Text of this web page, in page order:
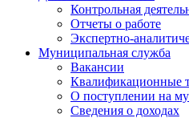
Контрольная
Отчеты о работе
Экспертно-
Муниципальная служба
Вакансии
Квалификационные
О поступлении на
Сведения о доходах